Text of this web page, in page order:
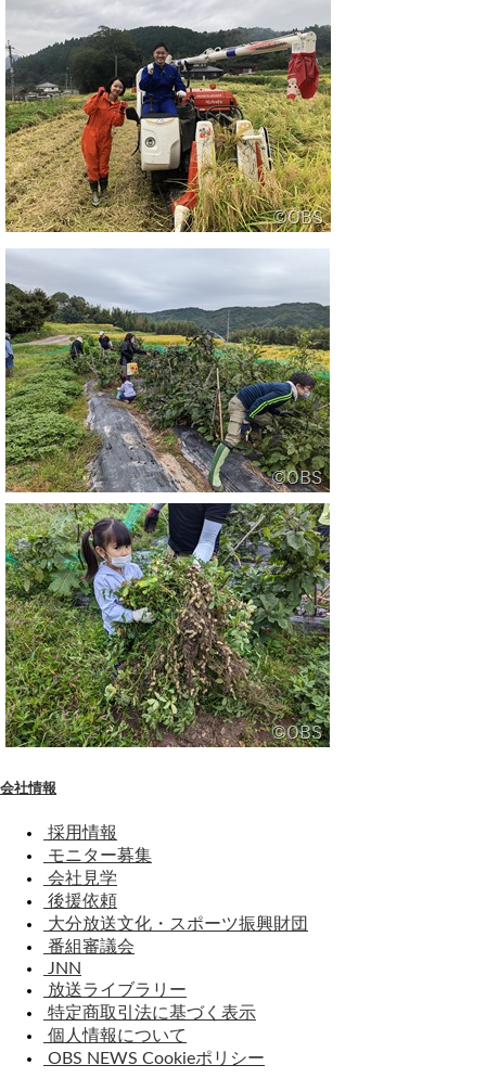
会社情報
採用情報
モニター募集
会社見学
後援依頼
大分放送文化・スポーツ振興財団
番組審議会
JNN
放送ライブラリー
特定商取引法に基づく表示
個人情報について
OBS NEWS Cookieポリシー